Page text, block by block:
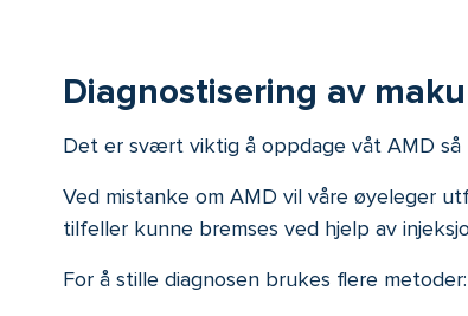
Diagnostisering av
Det er svært viktig å oppdage våt AMD så
Ved mistanke om AMD vil våre øyeleger
tilfeller kunne bremses ved hjelp av
For å stille diagnosen brukes flere metoder: